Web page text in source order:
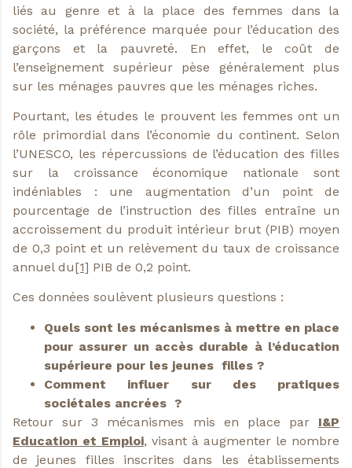
liés au genre et à la place des femmes dans la
société, la préférence marquée pour l’éducation des
garçons et la pauvreté. En effet, le coût de
l’enseignement supérieur pèse généralement plus
sur les ménages pauvres que les ménages riches.
Pourtant, les études le prouvent les femmes ont un
rôle primordial dans l’économie du continent. Selon
l’UNESCO, les répercussions de l’éducation des filles
sur la croissance économique nationale sont
indéniables : une augmentation d’un point de
pourcentage de l’instruction des filles entraîne un
accroissement du produit intérieur brut (PIB) moyen
de 0,3 point et un relèvement du taux de croissance
annuel du[1] PIB de 0,2 point.
Ces données soulèvent plusieurs questions :
Quels sont les mécanismes à mettre en place
pour assurer un accès durable à l’éducation
supérieure pour les jeunes filles ?
Comment influer sur des pratiques
sociétales ancrées ?
Retour sur 3 mécanismes mis en place par I&P
Education et Emploi, visant à augmenter le nombre
de jeunes filles inscrites dans les établissements